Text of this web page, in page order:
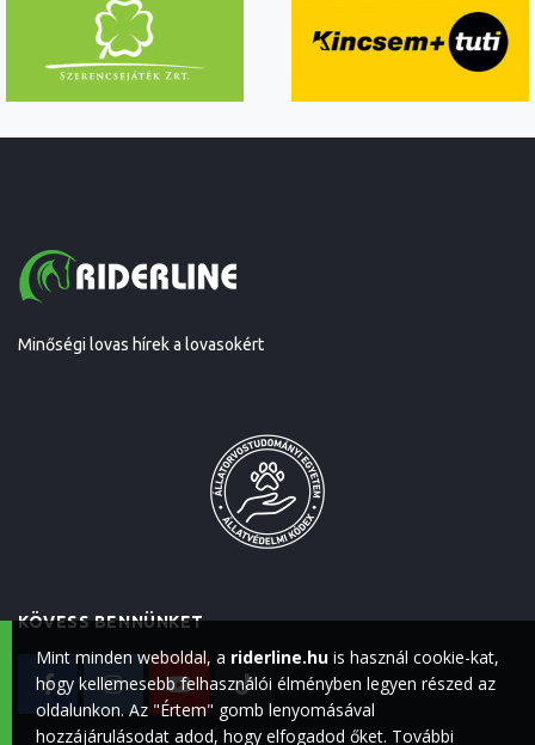
Minőségi lovas hírek a lovasokért
KÖVESS BENNÜNKET
Mint minden weboldal, a riderline.hu is használ cookie-kat,
hogy kellemesebb felhasználói élményben legyen részed az
oldalunkon. Az "Értem" gomb lenyomásával
hozzájárulásodat adod, hogy elfogadod őket. További